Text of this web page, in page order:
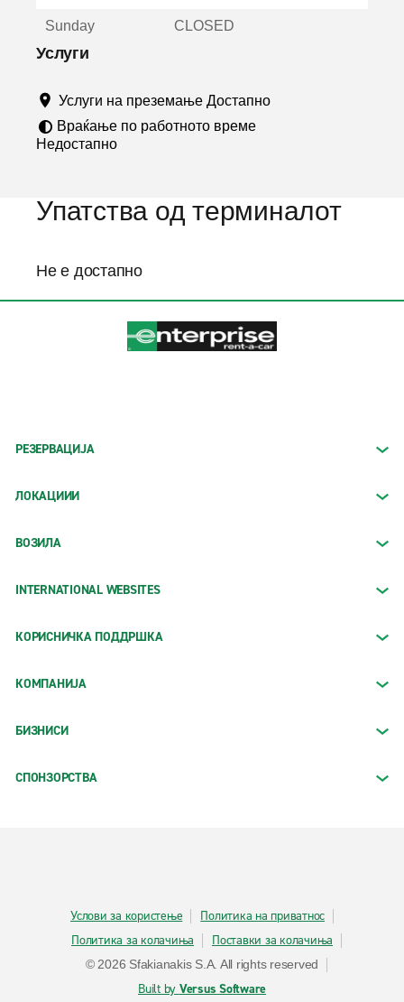
о
р
Sunday CLOSED
Услуги
Услуги на преземање Достапно
Враќање по работното време
Недостапно
Упатства од терминалот
Не е достапно
РЕЗЕРВАЦИЈА
ЛОКАЦИИИ
ВОЗИЛА
INTERNATIONAL WEBSITES
КОРИСНИЧКА ПОДДРШКА
КОМПАНИЈА
БИЗНИСИ
СПОНЗОРСТВА
Услови за користење
Политика на приватнос
Политика за колачиња
Поставки за колачиња
© 2026 Sfakianakis S.A. All rights reserved
Built by Versus Software